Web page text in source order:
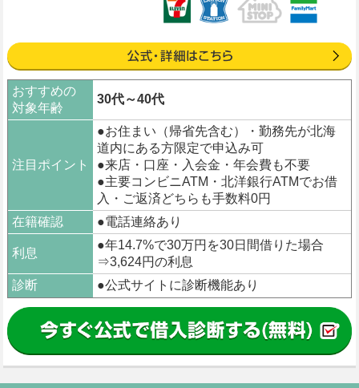
おすすめの
対象年齢
30代～40代
注目ポイント
●お住まい（帰省先含む）・勤務先が北海
道内にある方限定で申込み可
●来店・口座・入会金・年会費も不要
●主要コンビニATM・北洋銀行ATMでお借
入・ご返済どちらも手数料0円
在籍確認
●電話連絡あり
利息
●年14.7%で30万円を30日間借りた場合
⇒3,624円の利息
診断
●公式サイトに診断機能あり